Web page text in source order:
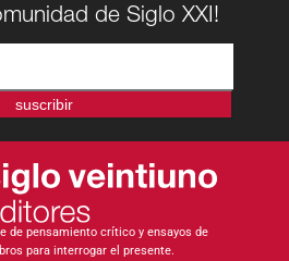
de Siglo XXI!
suscribir
de pensamiento crítico y ensayos de
para interrogar el presente.